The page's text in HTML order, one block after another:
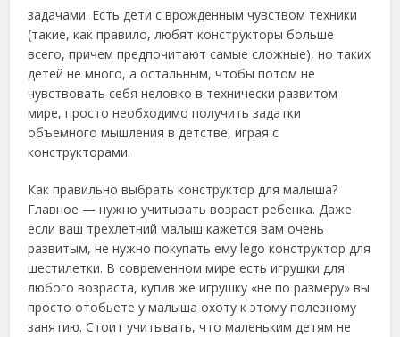
задачами. Есть дети с врожденным чувством техники
(такие, как правило, любят конструкторы больше
всего, причем предпочитают самые сложные), но таких
детей не много, а остальным, чтобы потом не
чувствовать себя неловко в технически развитом
мире, просто необходимо получить задатки
объемного мышления в детстве, играя с
конструкторами.
Как правильно выбрать конструктор для малыша?
Главное — нужно учитывать возраст ребенка. Даже
если ваш трехлетний малыш кажется вам очень
развитым, не нужно покупать ему lego конструктор для
шестилетки. В современном мире есть игрушки для
любого возраста, купив же игрушку «не по размеру» вы
просто отобьете у малыша охоту к этому полезному
занятию. Стоит учитывать, что маленьким детям не